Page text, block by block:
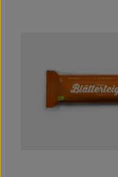
Vom Acker
Kühltheke